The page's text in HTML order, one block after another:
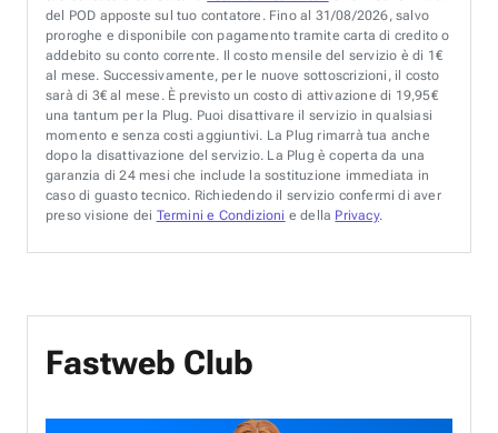
del POD apposte sul tuo contatore. Fino al 31/08/2026, salvo
proroghe e disponibile con pagamento tramite carta di credito o
addebito su conto corrente. Il costo mensile del servizio è di 1€
al mese. Successivamente, per le nuove sottoscrizioni, il costo
sarà di 3€ al mese. È previsto un costo di attivazione di 19,95€
una tantum per la Plug. Puoi disattivare il servizio in qualsiasi
momento e senza costi aggiuntivi. La Plug rimarrà tua anche
dopo la disattivazione del servizio. La Plug è coperta da una
garanzia di 24 mesi che include la sostituzione immediata in
caso di guasto tecnico. Richiedendo il servizio confermi di aver
preso visione dei Termini e Condizioni e della Privacy.
Fastweb Club